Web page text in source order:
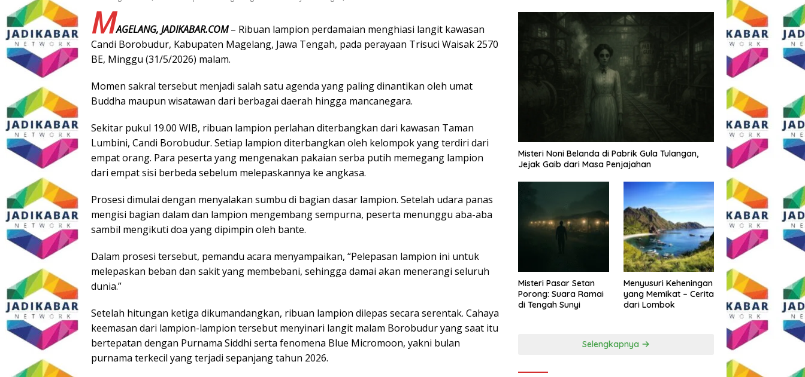
MAGELANG, JADIKABAR.COM– Ribuan lampion perdamaian menghiasi langit kawasan
Candi Borobudur, Kabupaten Magelang, Jawa Tengah, pada perayaan Trisuci Waisak 2570
BE, Minggu (31/5/2026) malam.
Momen sakral tersebut menjadi salah satu agenda yang paling dinantikan oleh umat
Buddha maupun wisatawan dari berbagai daerah hingga mancanegara.
Sekitar pukul 19.00 WIB, ribuan lampion perlahan diterbangkan dari kawasan Taman
Lumbini, Candi Borobudur. Setiap lampion diterbangkan oleh kelompok yang terdiri dari
empat orang. Para peserta yang mengenakan pakaian serba putih memegang lampion
dari empat sisi berbeda sebelum melepaskannya ke angkasa.
Prosesi dimulai dengan menyalakan sumbu di bagian dasar lampion. Setelah udara panas
mengisi bagian dalam dan lampion mengembang sempurna, peserta menunggu aba-aba
sambil mengikuti doa yang dipimpin oleh bante.
Dalam prosesi tersebut, pemandu acara menyampaikan, “Pelepasan lampion ini untuk
melepaskan beban dan sakit yang membebani, sehingga damai akan menerangi seluruh
dunia.”
Setelah hitungan ketiga dikumandangkan, ribuan lampion dilepas secara serentak. Cahaya
keemasan dari lampion-lampion tersebut menyinari langit malam Borobudur yang saat itu
bertepatan dengan Purnama Siddhi serta fenomena Blue Micromoon, yakni bulan
purnama terkecil yang terjadi sepanjang tahun 2026.
Misteri Noni Belanda di Pabrik Gula Tulangan,
Jejak Gaib dari Masa Penjajahan
Misteri Pasar Setan
Porong: Suara Ramai
di Tengah Sunyi
Menyusuri Keheningan
yang Memikat – Cerita
dari Lombok
Selengkapnya